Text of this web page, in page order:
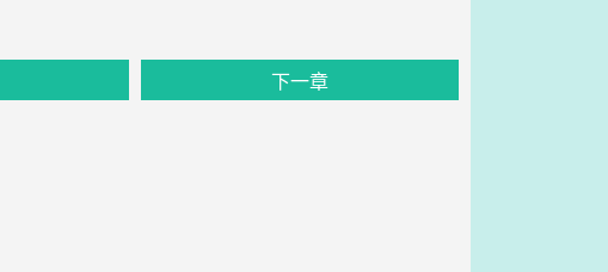
下一章